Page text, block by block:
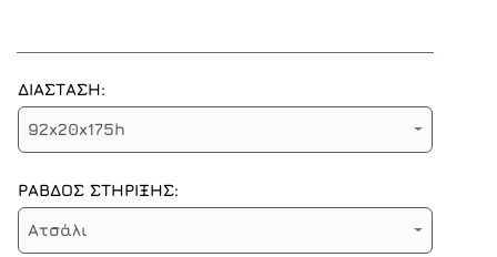
ΔΙΑΣΤΑΣΗ:
92x20x175h
ΡΑΒΔΟΣ ΣΤΗΡΙΞΗΣ:
Ατσάλι